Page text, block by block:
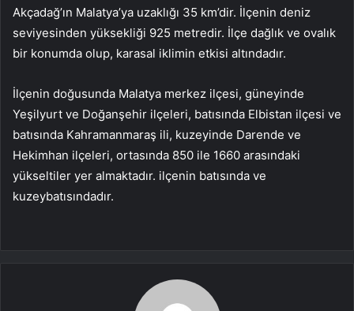
Akçadağ’ın Malatya’ya uzaklığı 35 km’dir. İlçenin deniz
seviyesinden yüksekliği 925 metredir. İlçe dağlık ve ovalık
bir konumda olup, karasal iklimin etkisi altındadır.
İlçenin doğusunda Malatya merkez ilçesi, güneyinde
Yeşilyurt ve Doğanşehir ilçeleri, batısında Elbistan ilçesi ve
batısında Kahramanmaraş ili, kuzeyinde Darende ve
Hekimhan ilçeleri, ortasında 850 ile 1660 arasındaki
yükseltiler yer almaktadır. ilçenin batısında ve
kuzeybatısındadır.